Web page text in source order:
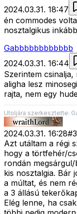
2024.03.31. 18:47
én commodes
nosztalgikus
Gabbbbbbbbbbbb
2024.03.31. 16:44
Szerintem
aligha lesz
rajta, nem egy
Utoljára szerkesztette:
2024.03.31. 16:28#3
Azt utáltam a régi
hogy a törtfehér/
rondán
kis nosztalgia. Bár
a múltat, és nem
a 3 állású
Elég lenne, ha